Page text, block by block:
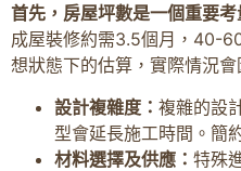
首先，房屋坪數是一個重要考
成屋裝修約需3.5個月，40-
想狀態下的估算，實際情況會
設計複雜度： 複雜的設
型會延長施工時間。簡
材料選擇及供應： 特殊